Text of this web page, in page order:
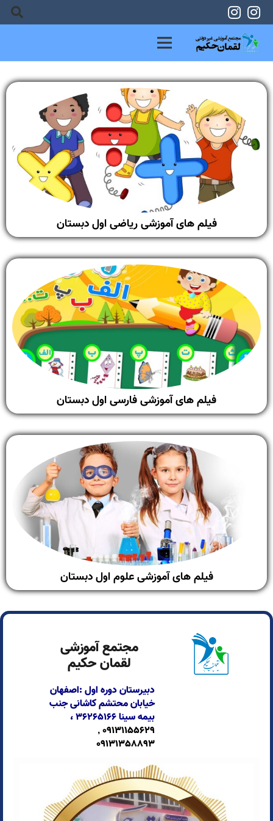
فیلم های آموزشی ریاضی اول دبستان
فیلم های آموزشی فارسی اول دبستان
فیلم های آموزشی علوم اول دبستان
مجتمع آموزشی
لقمان حکیم
دبیرستان دوره اول :اصفهان
خیابان محتشم کاشانی جنب
بیمه سینا۳۶۲۶۵۱۶۶ ،
09131155629 ,
09131358893